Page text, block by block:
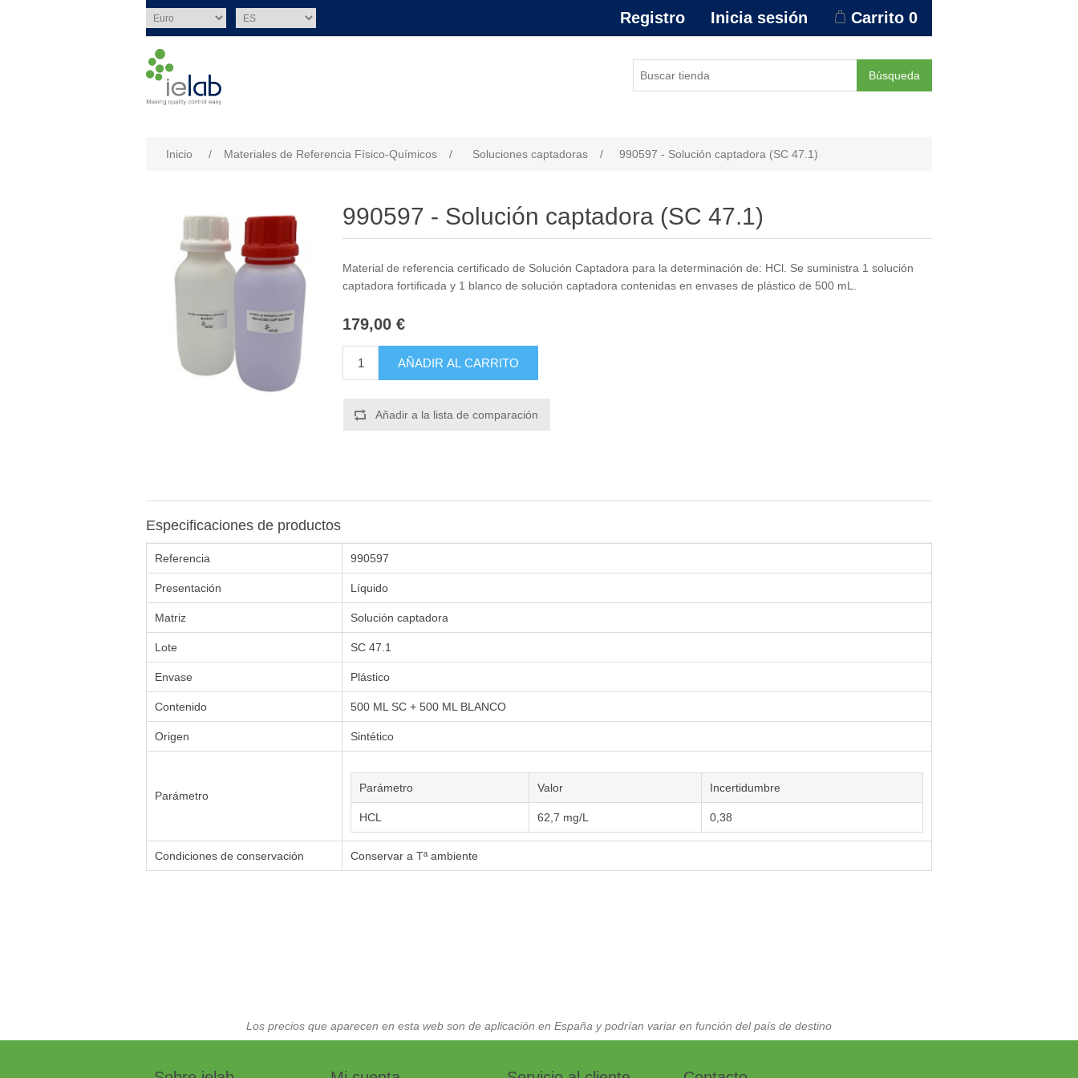
Registro Inicia sesión Carrito 0
Búsqueda
Inicio / Materiales de Referencia Físico-Químicos / Soluciones captadoras / 990597 - Solución captadora (SC 47.1)
990597 - Solución captadora (SC 47.1)
Material de referencia certificado de Solución Captadora para la determinación de: HCl. Se suministra 1 solución
captadora fortificada y 1 blanco de solución captadora contenidas en envases de plástico de 500 mL.
179,00 €
AÑADIR AL CARRITO
Añadir a la lista de comparación
Especificaciones de productos
Referencia 990597
Presentación Líquido
Matriz Solución captadora
Lote SC 47.1
Envase Plástico
Contenido 500 ML SC + 500 ML BLANCO
Origen Sintético
Parámetro
Parámetro Valor Incertidumbre
HCL 62,7 mg/L 0,38
Condiciones de conservación Conservar a Tª ambiente
Los precios que aparecen en esta web son de aplicación en España y podrían variar en función del país de destino